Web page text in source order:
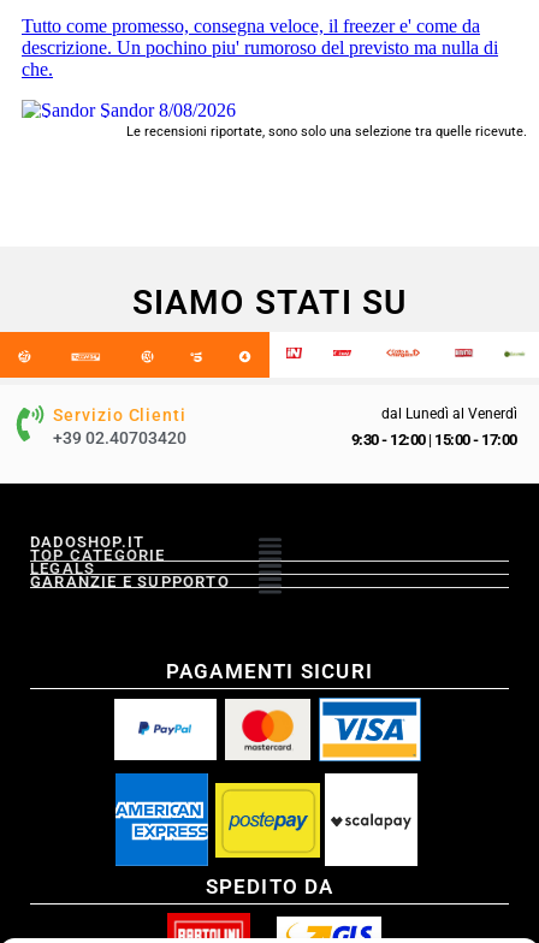
Le recensioni riportate, sono solo una selezione tra quelle ricevute.
SIAMO STATI SU
Servizio Clienti
+39 02.40703420
dal Lunedì al Venerdì
9:30 - 12:00| 15:00 - 17:00
DADOSHOP.IT
TOP CATEGORIE
LEGALS
GARANZIE E SUPPORTO
PAGAMENTI SICURI
SPEDITO DA